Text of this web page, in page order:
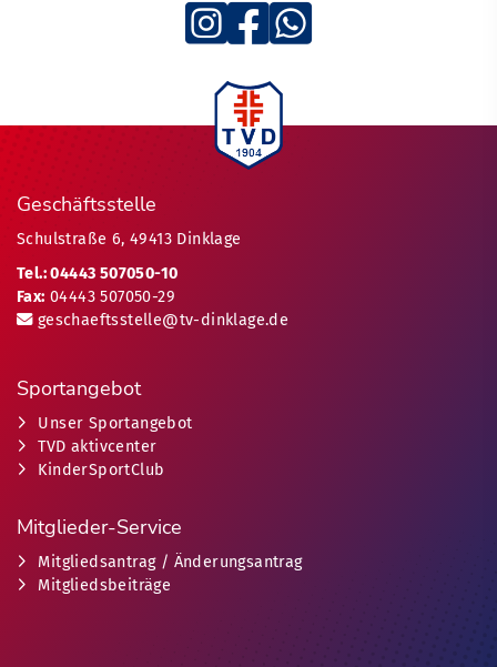
Geschäftsstelle
Schulstraße 6, 49413 Dinklage
Tel.: 04443 507050-10
Fax: 04443 507050-29
geschaeftsstelle@tv-dinklage.de
Sportangebot
Unser Sportangebot
TVD aktivcenter
KinderSportClub
Mitglieder-Service
Mitgliedsantrag / Änderungsantrag
Mitgliedsbeiträge